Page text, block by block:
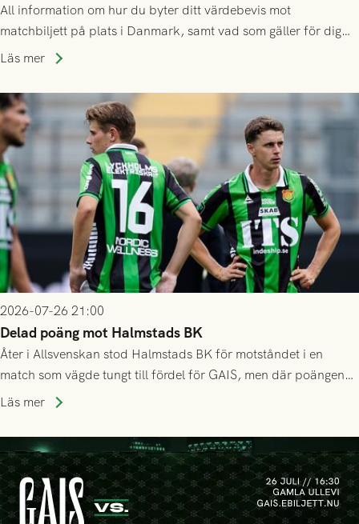
All information om hur du byter ditt värdebevis mot
matchbiljett på plats i Danmark, samt vad som gäller för dig
som står på reservlista eller fått förhinder.
Läs mer
2026-07-26 21:00
Delad poäng mot Halmstads BK
Åter i Allsvenskan stod Halmstads BK för motståndet i en
match som vägde tungt till fördel för GAIS, men där poängen
delades efter dramatik på tilläggstid.
Läs mer